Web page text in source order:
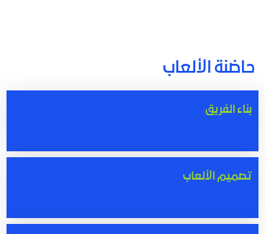
حاضنة الألعاب
بناء الفريق
تصميم الألعاب